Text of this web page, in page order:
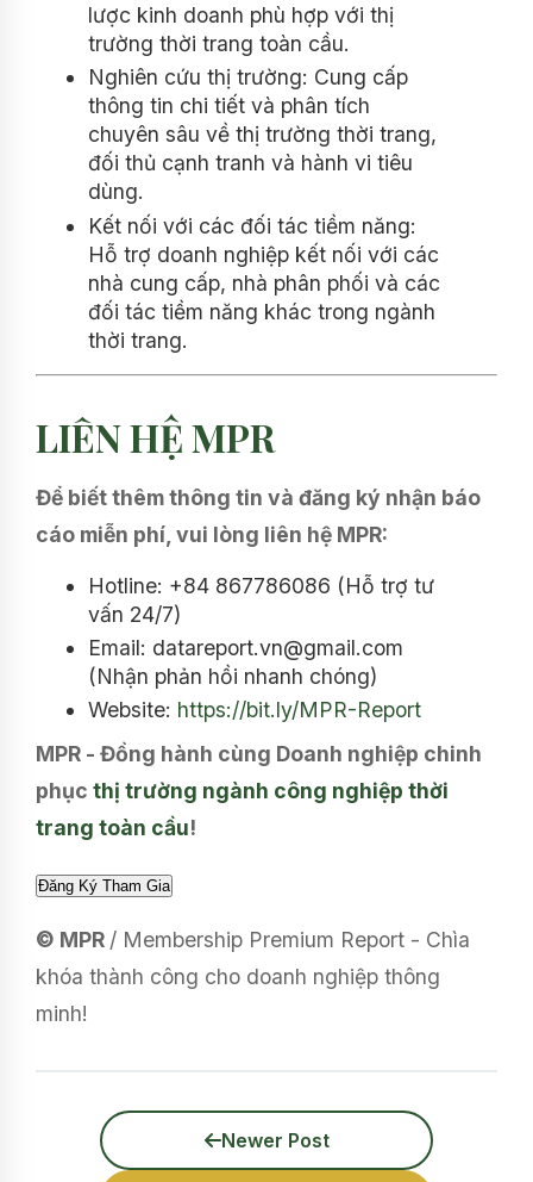
lược kinh doanh phù hợp với thị
trường thời trang toàn cầu.
Nghiên cứu thị trường: Cung cấp
thông tin chi tiết và phân tích
chuyên sâu về thị trường thời trang,
đối thủ cạnh tranh và hành vi tiêu
dùng.
Kết nối với các đối tác tiềm năng:
Hỗ trợ doanh nghiệp kết nối với các
nhà cung cấp, nhà phân phối và các
đối tác tiềm năng khác trong ngành
thời trang.
LIÊN HỆ MPR
Để biết thêm thông tin và đăng ký nhận báo
cáo miễn phí, vui lòng liên hệ MPR:
Hotline: +84 867786086 (Hỗ trợ tư
vấn 24/7)
Email: datareport.vn@gmail.com
(Nhận phản hồi nhanh chóng)
Website: https://bit.ly/MPR-Report
MPR - Đồng hành cùng Doanh nghiệp chinh
phục thị trường ngành công nghiệp thời
trang toàn cầu!
© MPR / Membership Premium Report - Chìa
khóa thành công cho doanh nghiệp thông
minh!
Newer Post